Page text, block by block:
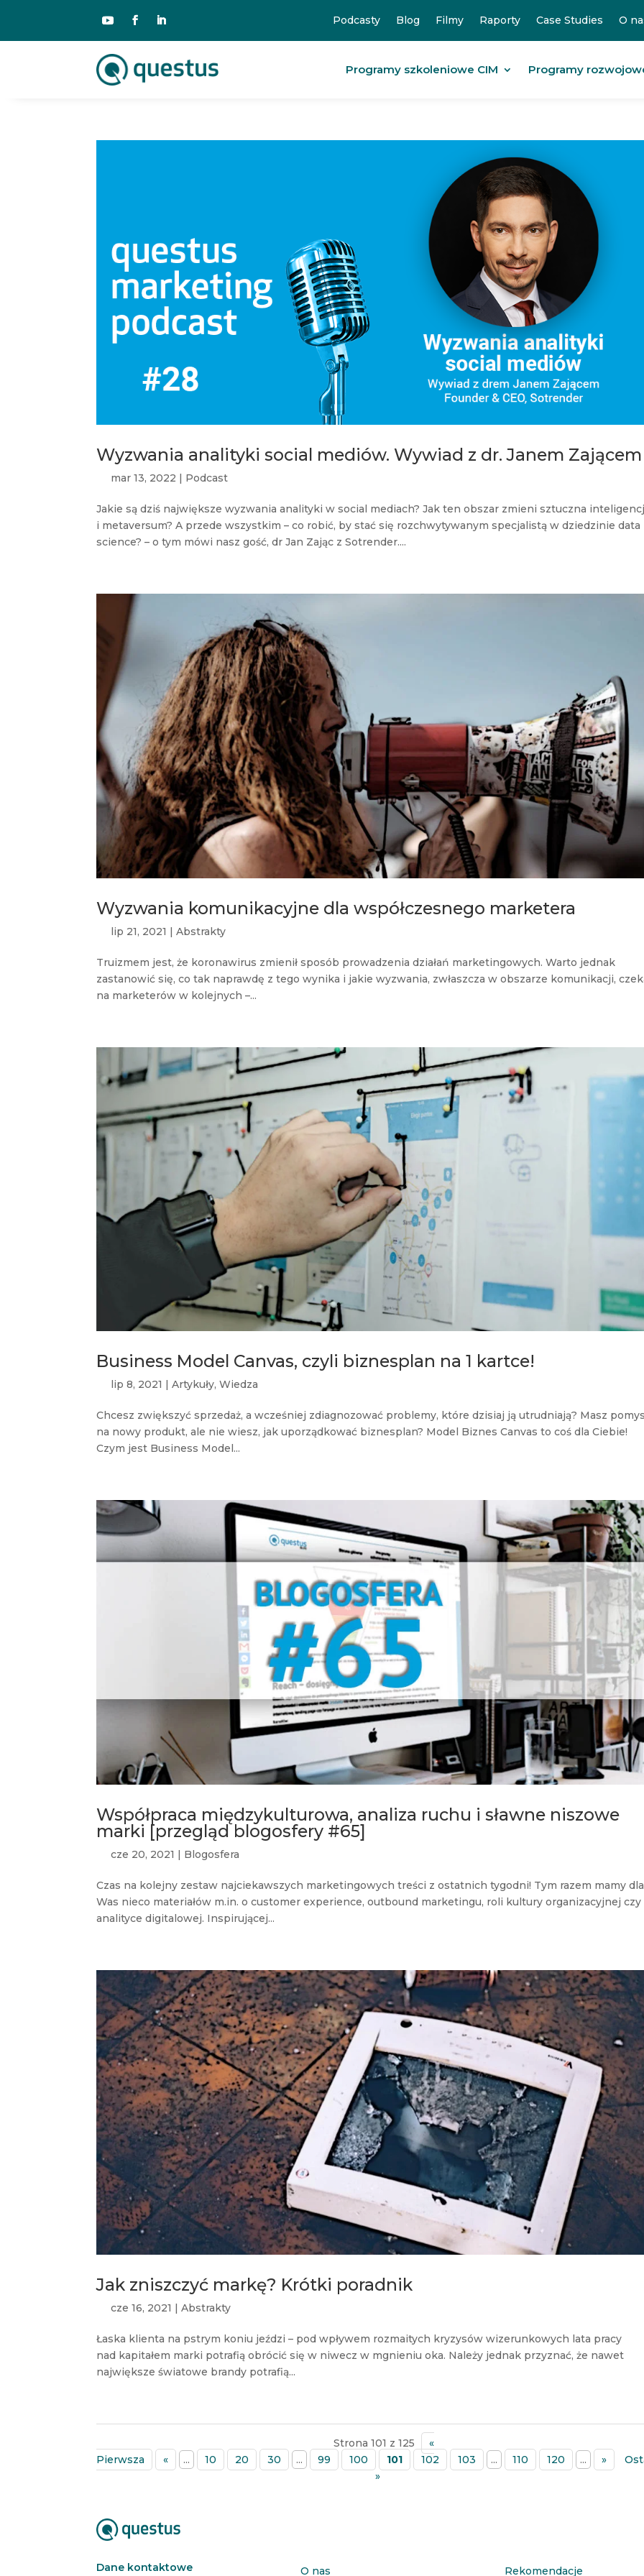
Podcasty Blog Filmy Raporty Case Studies O
Programy szkoleniowe CIM Programy
Wyzwania analityki social mediów. Wywiad z dr. Janem Zającem
mar 13, 2022 | Podcast
Jakie są dziś największe wyzwania analityki w social mediach? Jak ten obszar zmieni sztuczna
i metaversum? A przede wszystkim – co robić, by stać się rozchwytywanym specjalistą w dziedzinie data
science? – o tym mówi nasz gość, dr Jan Zając z Sotrender....
Wyzwania komunikacyjne dla współczesnego marketera
lip 21, 2021 |Abstrakty
Truizmem jest, że koronawirus zmienił sposób prowadzenia działań marketingowych. Warto jednak
zastanowić się, co tak naprawdę z tego wynika i jakie wyzwania, zwłaszcza w obszarze komunikacji,
na marketerów w kolejnych –...
Business Model Canvas, czyli biznesplan na 1 kartce!
lip 8, 2021 |Artykuły,Wiedza
Chcesz zwiększyć sprzedaż, a wcześniej zdiagnozować problemy, które dzisiaj ją utrudniają? Masz
na nowy produkt, ale nie wiesz, jak uporządkować biznesplan? Model Biznes Canvas to coś dla Ciebie!
Czym jest Business Model...
Współpraca międzykulturowa, analiza ruchu i sławne niszowe
marki [przegląd blogosfery #65]
cze 20, 2021 | Blogosfera
Czas na kolejny zestaw najciekawszych marketingowych treści z ostatnich tygodni! Tym razem mamy dla
Was nieco materiałów m.in. o customer experience, outbound marketingu, roli kultury organizacyjnej czy
analityce digitalowej. Inspirującej...
Jak zniszczyć markę? Krótki poradnik
cze 16, 2021 |Abstrakty
Łaska klienta na pstrym koniu jeździ – pod wpływem rozmaitych kryzysów wizerunkowych lata pracy
nad kapitałem marki potrafią obrócić się w niwecz w mgnieniu oka. Należy jednak przyznać, że nawet
największe światowe brandy potrafią...
Strona 101 z 125
«
Pierwsza
« ... 10 20 30 ... 99 100 101 102 103 ... 110 120 ... »
»
Dane kontaktowe O nas Rekomendacje